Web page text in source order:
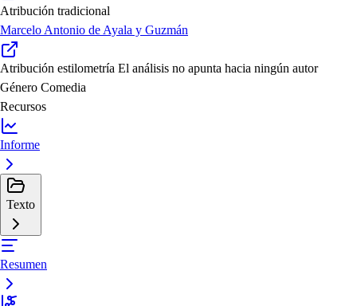
Atribución tradicional
Marcelo Antonio de Ayala y Guzmán
Atribución estilometría El análisis no apunta hacia ningún autor
Género Comedia
Recursos
Informe
Texto
Resumen